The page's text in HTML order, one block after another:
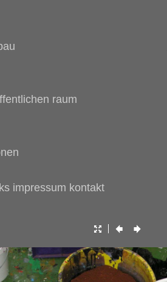
raum
impressum kontakt